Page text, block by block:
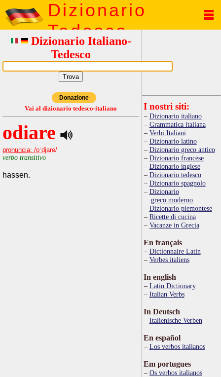
Dizionario
Tedesco
Dizionario Italiano-
Tedesco
Donazione
Vai al dizionario tedesco-italiano
odiare
pronuncia: /oˈdjare/
verbo transitivo
hassen.
I nostri siti:
Dizionario italiano
Grammatica italiana
Verbi Italiani
Dizionario latino
Dizionario greco antico
Dizionario francese
Dizionario inglese
Dizionario tedesco
Dizionario spagnolo
Dizionario
greco moderno
Dizionario piemontese
Ricette di cucina
Vacanze in Grecia
En français
Dictionnaire Latin
Verbes italiens
In english
Latin Dictionary
Italian Verbs
In Deutsch
Italienische Verben
En español
Los verbos italianos
Em portugues
Os verbos italianos